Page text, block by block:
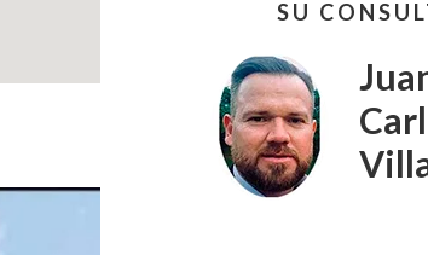
lateral
primaria
SU